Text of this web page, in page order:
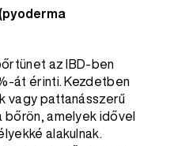
az IBD-ben
át érinti. Kezdetben
vagy pattanásszerű
amelyek idővel
alakulnak.